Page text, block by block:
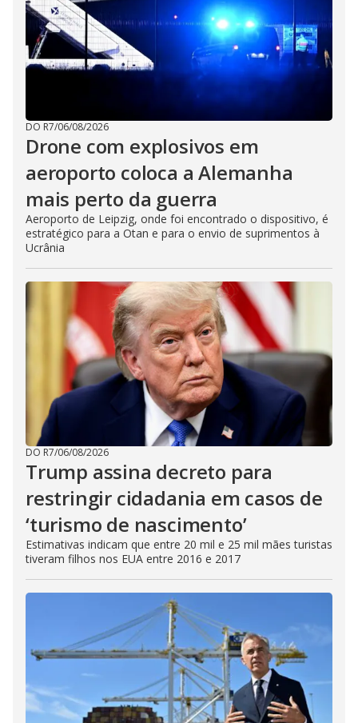
DO R7/06/08/2026
Drone com explosivos em
aeroporto coloca a Alemanha
mais perto da guerra
Aeroporto de Leipzig, onde foi encontrado o dispositivo, é
estratégico para a Otan e para o envio de suprimentos à
Ucrânia
DO R7/06/08/2026
Trump assina decreto para
restringir cidadania em casos de
‘turismo de nascimento’
Estimativas indicam que entre 20 mil e 25 mil mães turistas
tiveram filhos nos EUA entre 2016 e 2017